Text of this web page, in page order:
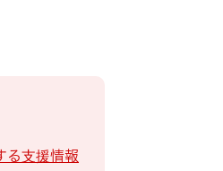
る支援情報